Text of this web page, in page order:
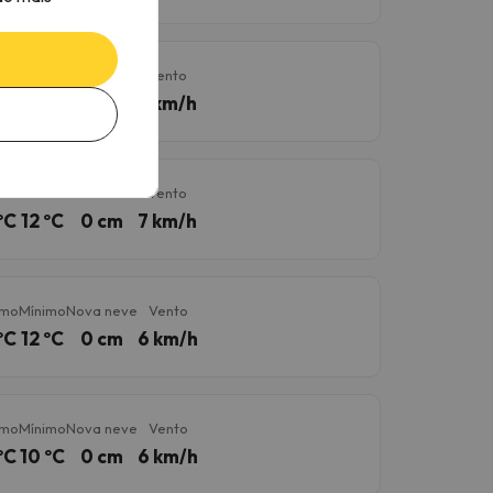
Nova neve
0 cm
Vento
7 km/h
12 ºC 0 cm
Vento
7 km/h
Mínimo
12 ºC
Nova neve
0 cm
Vento
6 km/h
Mínimo
10 ºC
Nova neve
0 cm
Vento
6 km/h